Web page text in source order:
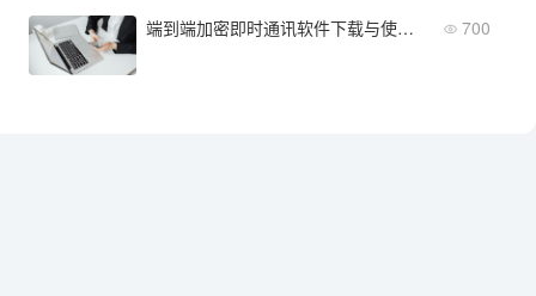
端到端加密即时通讯软件下载与使用指南 700